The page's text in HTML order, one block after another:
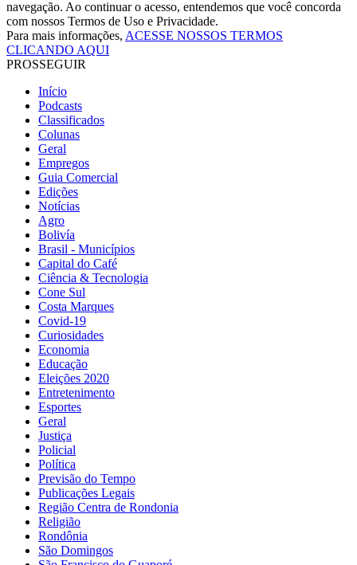
navegação. Ao continuar o acesso, entendemos que você concorda
com nossos Termos de Uso e Privacidade.
Para mais informações, ACESSE NOSSOS TERMOS
CLICANDO AQUI
PROSSEGUIR
Início
Podcasts
Classificados
Colunas
Geral
Empregos
Guia Comercial
Edições
Notícias
Agro
Bolivía
Brasil - Municípios
Capital do Café
Ciência & Tecnologia
Cone Sul
Costa Marques
Covid-19
Curiosidades
Economia
Educação
Eleições 2020
Entretenimento
Esportes
Geral
Justiça
Policial
Política
Previsão do Tempo
Publicações Legais
Região Centra de Rondonia
Religião
Rondônia
São Domingos